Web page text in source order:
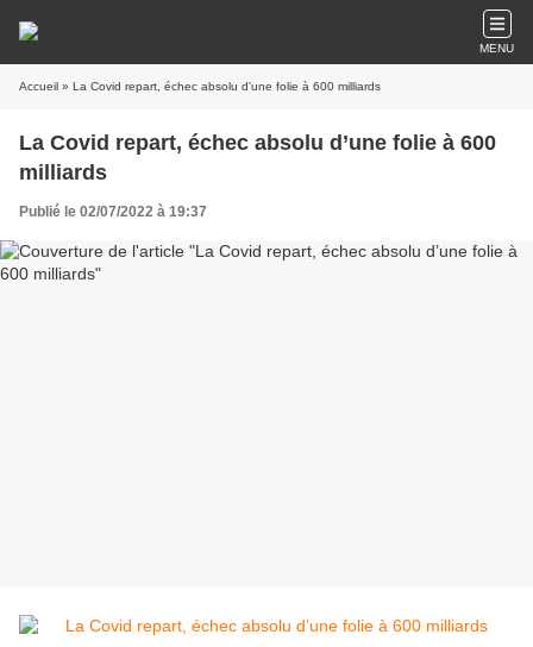
MENU
Accueil » La Covid repart, échec absolu d’une folie à 600 milliards
La Covid repart, échec absolu d’une folie à 600
milliards
Publié le 02/07/2022 à 19:37